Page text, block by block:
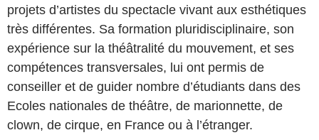
projets d’artistes du spectacle vivant aux esthétiques
très différentes. Sa formation pluridisciplinaire, son
expérience sur la théâtralité du mouvement, et ses
compétences transversales, lui ont permis de
conseiller et de guider nombre d’étudiants dans des
Ecoles nationales de théâtre, de marionnette, de
clown, de cirque, en France ou à l’étranger.